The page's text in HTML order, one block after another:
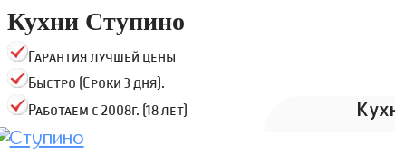
Кухни Ступино
Гарантия лучшей цены
Быстро (Сроки 3 дня).
Работаем с 2008г. (18 лет)